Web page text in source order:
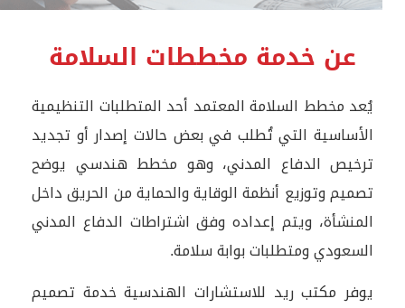
عن خدمة مخططات السلامة
يُعد مخطط السلامة المعتمد أحد المتطلبات التنظيمية
الأساسية التي تُطلب في بعض حالات إصدار أو تجديد
ترخيص الدفاع المدني، وهو مخطط هندسي يوضح
تصميم وتوزيع أنظمة الوقاية والحماية من الحريق داخل
المنشأة، ويتم إعداده وفق اشتراطات الدفاع المدني
السعودي ومتطلبات بوابة سلامة.
يوفر مكتب ريد للاستشارات الهندسية خدمة تصميم